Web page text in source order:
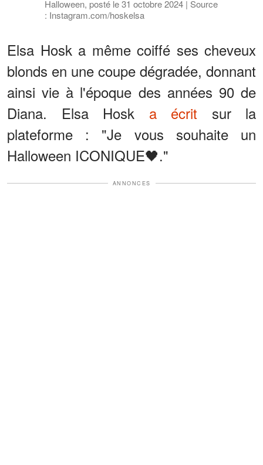
Halloween, posté le 31 octobre 2024 | Source
: Instagram.com/hoskelsa
Elsa Hosk a même coiffé ses cheveux
blonds en une coupe dégradée, donnant
ainsi vie à l'époque des années 90 de
Diana. Elsa Hosk a écrit sur la
plateforme : "Je vous souhaite un
Halloween ICONIQUE🖤."
ANNONCES